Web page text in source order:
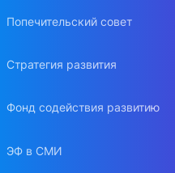
Попечительский совет
Стратегия развития
Фонд содействия развитию
ЭФ в СМИ